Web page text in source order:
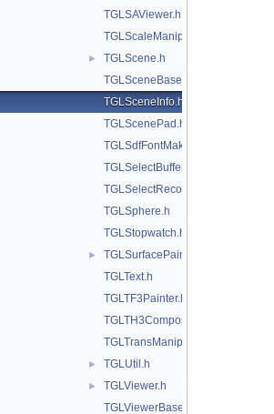
TGLSAViewer.h
TGLScaleManip.h
►
TGLScene.h
TGLSceneBase.h
TGLSceneInfo.h
TGLScenePad.h
TGLSdfFontMaker.h
TGLSelectBuffer.h
TGLSelectRecord.h
TGLSphere.h
TGLStopwatch.h
►
TGLSurfacePainter.h
TGLText.h
TGLTF3Painter.h
TGLTH3Composition.h
TGLTransManip.h
► TGLUtil.h
►
TGLViewer.h
TGLViewerBase.h